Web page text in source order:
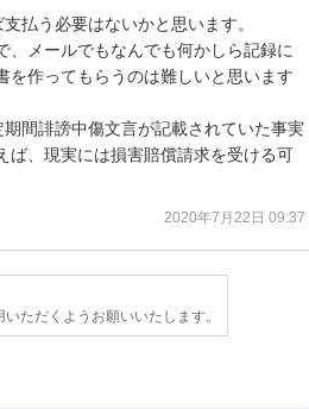
払う必要はないかと思います。
、メールでもなんでも何かしら記録に
を作ってもらうのは難しいと思います
間誹謗中傷文言が記載されていた事実
ば、現実には損害賠償請求を受ける可
2020年7月22日 09:37
ただくようお願いいたします。